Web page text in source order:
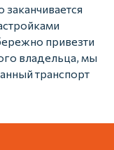
заканчивается
привезти
владельца, мы
транспорт